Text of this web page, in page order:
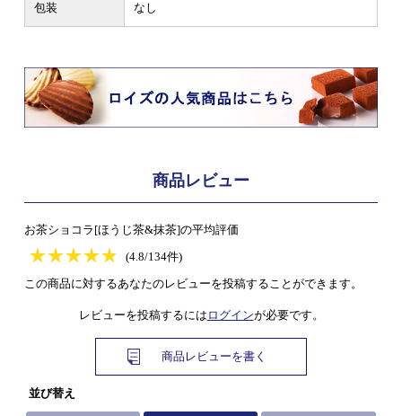
包装 なし
商品レビュー
お茶ショコラ[ほうじ茶&抹茶]の平均評価
★★★★★
★★★★★
(4.8/134件)
この商品に対するあなたのレビューを投稿することができます。
レビューを投稿するには ログインが必要です。
商品レビューを書く
並び替え